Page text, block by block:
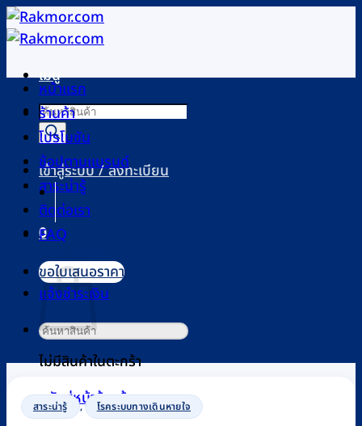
ข้าม
ไป
เนื้อหาเมนู
Products
search
เข้าสู่ระบบ / ลงทะเบียน
0
ไม่มีสินค้าในตะกร้า
กลับสู่หน้าร้านค้า
หน้าแรก
ร้านค้า
โปรโมชัน
ช้อปตามแบรนด์
สาระน่ารู้
ติดต่อเรา
FAQ
ขอใบเสนอราคา
แจ้งชำระเงิน
ค้นหา:
สาระน่ารู้ , โรคระบบทางเดินหายใจ